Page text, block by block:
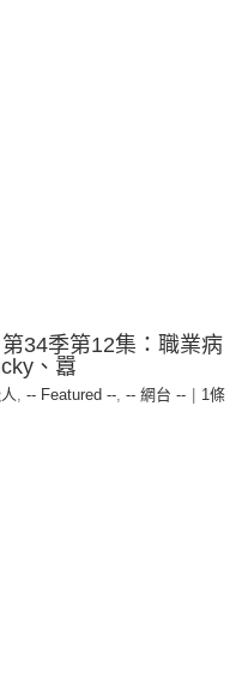
34季第12集：職業病
、囂
, -- Featured --, -- 網台 --
1條